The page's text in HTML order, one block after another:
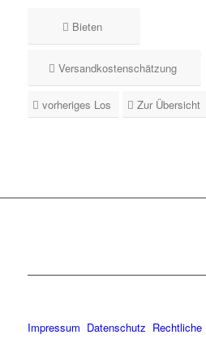
Bieten
Versandkostenschätzung
vorheriges Los Zur Übersicht
Impressum Datenschutz Rechtliche